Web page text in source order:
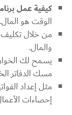
كيفية عمل
الوقت هو المال.
من خلال
والمال.
يسمح لك
مسك الدفاتر
مثل إعداد
إحصاءات